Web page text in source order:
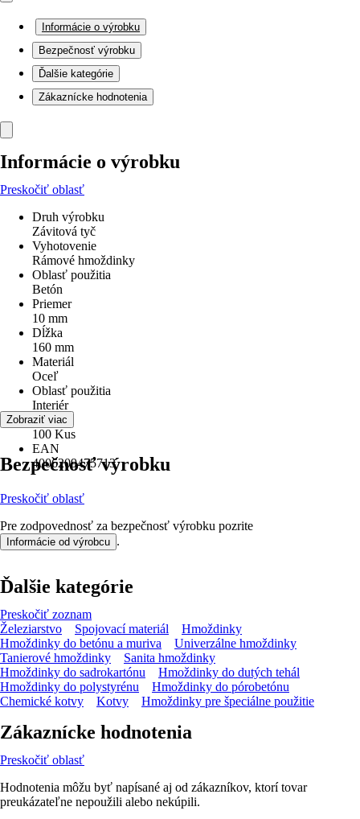
Informácie o výrobku
Bezpečnosť výrobku
Ďalšie kategórie
Zákaznícke hodnotenia
Informácie o výrobku
Preskočiť oblasť
Druh výrobku
Závitová tyč
Vyhotovenie
Rámové hmoždinky
Oblasť použitia
Betón
Priemer
10 mm
Dĺžka
160 mm
Materiál
Oceľ
Oblasť použitia
Interiér
Obsah
100 Kus
EAN
4006209475713
Zobraziť viac
Bezpečnosť výrobku
Preskočiť oblasť
Pre zodpovednosť za bezpečnosť výrobku pozrite
Informácie od výrobcu .
Ďalšie kategórie
Preskočiť zoznam
Železiarstvo
Spojovací materiál
Hmoždinky
Hmoždinky do betónu a muriva
Univerzálne hmoždinky
Tanierové hmoždinky
Sanita hmoždinky
Hmoždinky do sadrokartónu
Hmoždinky do dutých tehál
Hmoždinky do polystyrénu
Hmoždinky do pórobetónu
Chemické kotvy
Kotvy Hmoždinky pre špeciálne použitie
Zákaznícke hodnotenia
Preskočiť oblasť
Hodnotenia môžu byť napísané aj od zákazníkov, ktorí tovar
preukázateľne nepoužili alebo nekúpili.